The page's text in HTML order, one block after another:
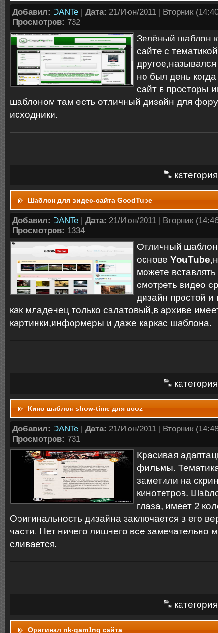
Добавил: DANTe | Дата: 21/Июн/2011 | Вторник
Просмотров: 732
Зелёный шаблон
сайте с
но был день
сайт в просторы
шаблоном там есть отличный дизайн для
исходники.
Шаблон для видео-сайта GoodTube
Добавил: DANTe | Дата: 21/Июн/2011 | Вторник
Просмотров: 1334
Отличный
основе YouTube
можете
смотреть видео
дизайн простой и
как младенец только салатовый,в архиве
картинки,информеры и даже каркас шаблона.
Кино шаблон show-time для ucoz
Добавил: DANTe | Дата: 21/Июн/2011 | Вторник
Просмотров: 731
Красивая
фильмы.
заметили на
кинотетров.
глаза, имеет 2
Оригинальность дизайна заключается в его
части. Нет ничего лишнего все замечательно
сливается.
Оригинал nk-gam1ng сайта